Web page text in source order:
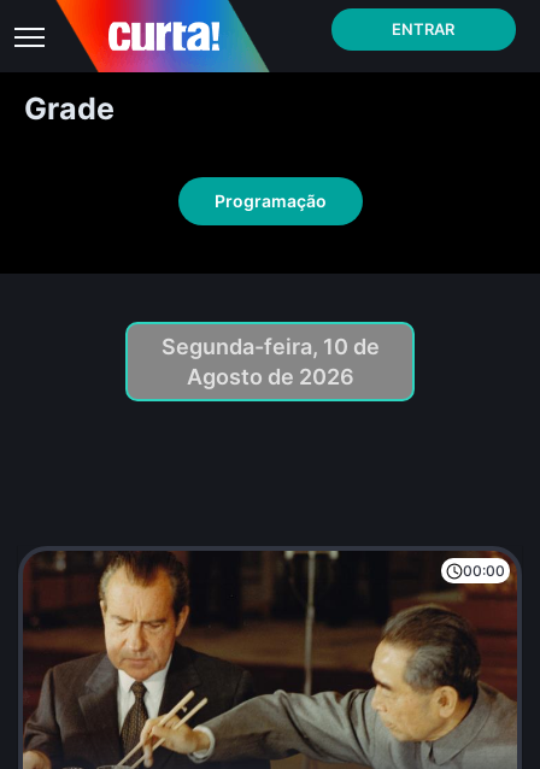
ENTRAR
Grade
Programação
Segunda-feira, 10 de
Agosto de 2026
00:00